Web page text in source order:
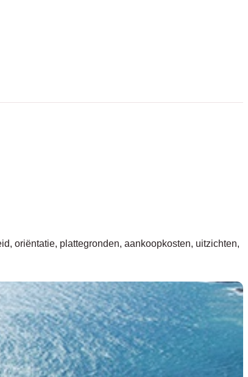
oriëntatie, plattegronden, aankoopkosten, uitzichten,